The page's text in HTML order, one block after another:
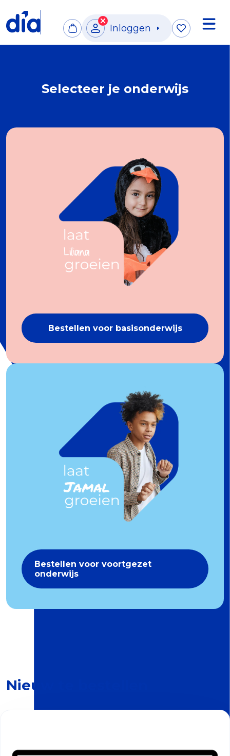
Inloggen
Selecteer je onderwijs
Bestellen voor basisonderwijs
Bestellen voor voortgezet
onderwijs
Nieuw te bestellen